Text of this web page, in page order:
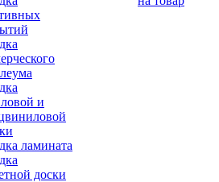
и
ламината
доски